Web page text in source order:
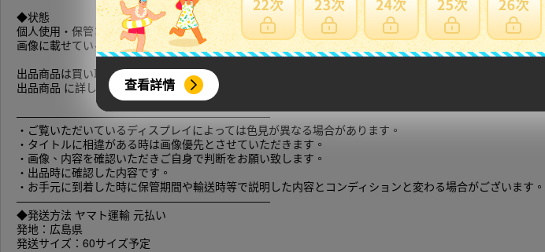
查看詳情
◆状態
個人使用・保管されていた中古品です。
画像に載せている物が全てになります。
出品商品は買い取り品です。使用期間、保管状況などわかりません。
出品商品 に詳しくないため専門的な質問をされてもお答えできない場合がございます。
―――――――――――――――――――――――
・ご覧いただいているディスプレイによっては色見が異なる場合があります。
・タイトルに相違がある時は画像優先とさせていただきます。
・画像、内容を確認いただきご自身で判断をお願い致します。
・出品時に確認した内容です。
・お手元に到着した時に保管期間や輸送時等で説明した内容とコンディションと変わる場合がございます。
―――――――――――――――――――――――
◆発送方法 ヤマト運輸 元払い
発地：広島県
発送サイズ：60サイズ予定